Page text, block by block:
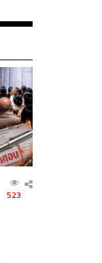
523